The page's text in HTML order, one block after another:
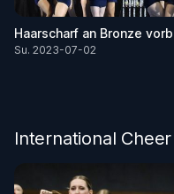
Haarscharf an Bronze
Su. 2023-07-02
International